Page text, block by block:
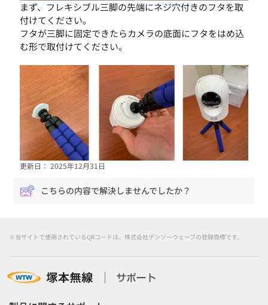
まず、フレキシブル三脚の先端にネジ穴付きのフタを取
付けてください。
フタが三脚に固定できたらカメラの底面にフタをはめ込
む形で取付けてください。
更新日： 2025年12月31日
こちらの内容で解決しませんでしたか？
※当サイトで使用されているQRコードは、株式会社デンソーウェーブの登録商標です。